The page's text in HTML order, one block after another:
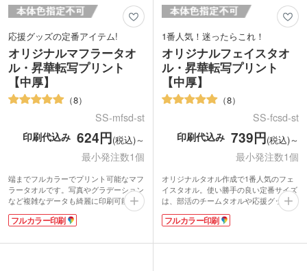
応援グッズの定番アイテム!
オリジナルマフラータオ
ル・昇華転写プリント
【中厚】
8
SS-mfsd-st
印刷代込み 624円(税込)～
最小発注数1個
端までフルカラーでプリント可能なマフ
ラータオルです。写真やグラデーション
など複雑なデータも綺麗に印刷可能。か
さばりにくい中厚タイプは表面がマイク
ロファイバー素材、裏面は吸水性のある
肩に掛けたり、首に巻いたり、マフラー
フルカラー印刷
1番人気！迷ったらこれ！
オリジナルフェイスタオ
ル・昇華転写プリント
【中厚】
8
SS-fcsd-st
印刷代込み 739円(税込)～
最小発注数1個
オリジナルタオル作成で1番人気のフェ
イスタオル。使い勝手の良い定番サイズ
は、部活のチームタオルや応援グッズ、
卒業記念品、アーティストグッズ製作に
おすすめです。
るマイクロファイバー素材。端までフル
フルカラー印刷